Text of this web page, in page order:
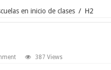
en inicio de clases / H2
387 Views